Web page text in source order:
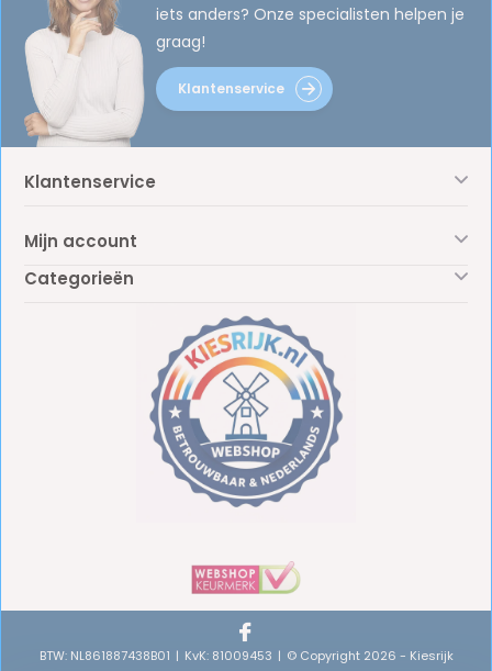
iets anders? Onze specialisten helpen je
graag!
Klantenservice
Klantenservice
Mijn account
Categorieën
BTW: NL861887438B01 KvK: 81009453 © Copyright 2026 - Kiesrijk